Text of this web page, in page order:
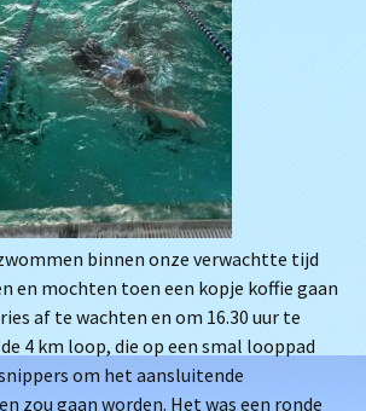
binnen onze verwachtte tijd
en mochten toen een kopje koffie gaan
af te wachten en om 16.30 uur te
4 km loop, die op een smal looppad
om het aansluitende
zou gaan worden. Het was een ronde